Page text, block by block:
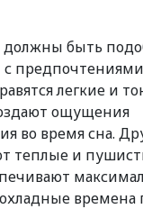
должны быть
с
легкие и
ощущения
во время сна.
теплые и
времена